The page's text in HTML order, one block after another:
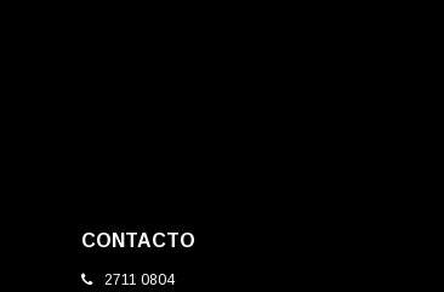
CONTACTO
2711 0804